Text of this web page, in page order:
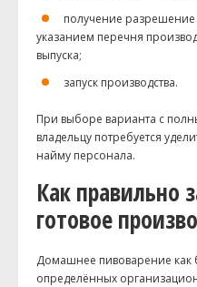
получение разрешение
указанием перечня
выпуска;
запуск производства.
При выборе варианта с
владельцу потребуется
найму персонала.
Как правильно
готовое
Домашнее пивоварение как
определённых